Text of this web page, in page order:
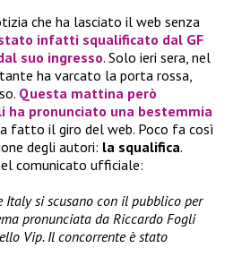
che ha lasciato il web senza
infatti squalificato dal GF
suo ingresso. Solo ieri sera, nel
ha varcato la porta rossa,
Questa mattina però
ha pronunciato una bestemmia
fatto il giro del web. Poco fa così
degli autori: la squalifica.
comunicato ufficiale:
Italy si scusano con il pubblico per
pronunciata da Riccardo Fogli
Vip. Il concorrente è stato